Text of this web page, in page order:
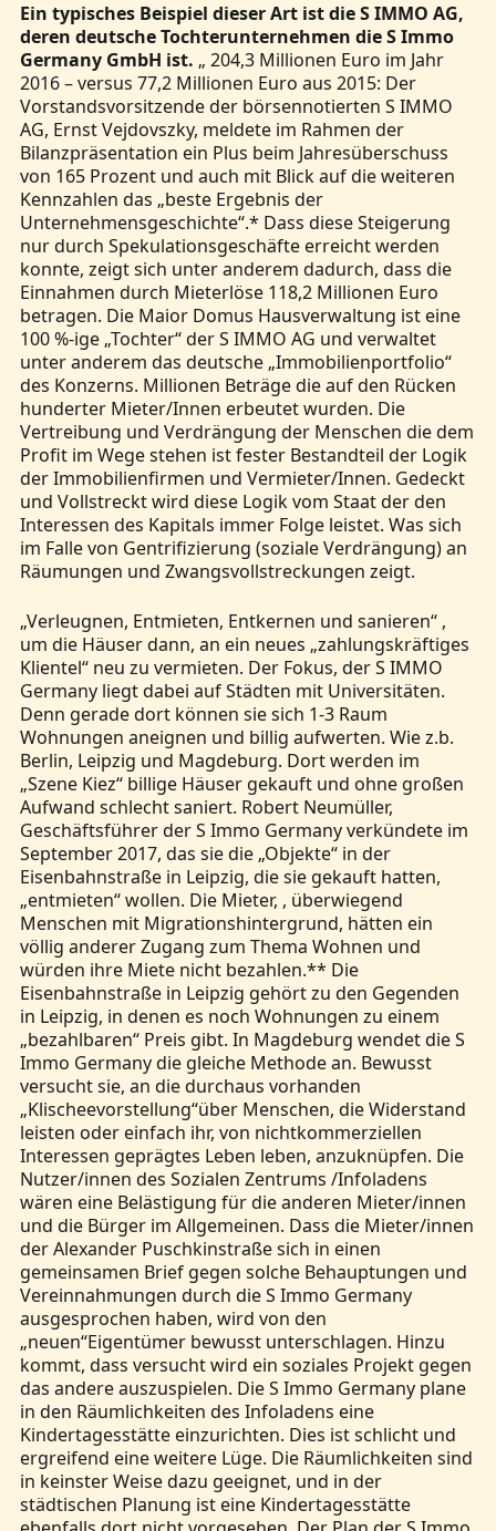
Ein typisches Beispiel dieser Art ist die S IMMO AG,
deren deutsche Tochterunternehmen die S Immo
Germany GmbH ist. „ 204,3 Millionen Euro im Jahr
2016 – versus 77,2 Millionen Euro aus 2015: Der
Vorstandsvorsitzende der börsennotierten S IMMO
AG, Ernst Vejdovszky, meldete im Rahmen der
Bilanzpräsentation ein Plus beim Jahresüberschuss
von 165 Prozent und auch mit Blick auf die weiteren
Kennzahlen das „beste Ergebnis der
Unternehmensgeschichte“.* Dass diese Steigerung
nur durch Spekulationsgeschäfte erreicht werden
konnte, zeigt sich unter anderem dadurch, dass die
Einnahmen durch Mieterlöse 118,2 Millionen Euro
betragen. Die Maior Domus Hausverwaltung ist eine
100 %-ige „Tochter“ der S IMMO AG und verwaltet
unter anderem das deutsche „Immobilienportfolio“
des Konzerns. Millionen Beträge die auf den Rücken
hunderter Mieter/Innen erbeutet wurden. Die
Vertreibung und Verdrängung der Menschen die dem
Profit im Wege stehen ist fester Bestandteil der Logik
der Immobilienfirmen und Vermieter/Innen. Gedeckt
und Vollstreckt wird diese Logik vom Staat der den
Interessen des Kapitals immer Folge leistet. Was sich
im Falle von Gentrifizierung (soziale Verdrängung) an
Räumungen und Zwangsvollstreckungen zeigt.
„Verleugnen, Entmieten, Entkernen und sanieren“ ,
um die Häuser dann, an ein neues „zahlungskräftiges
Klientel“ neu zu vermieten. Der Fokus, der S IMMO
Germany liegt dabei auf Städten mit Universitäten.
Denn gerade dort können sie sich 1-3 Raum
Wohnungen aneignen und billig aufwerten. Wie z.b.
Berlin, Leipzig und Magdeburg. Dort werden im
„Szene Kiez“ billige Häuser gekauft und ohne großen
Aufwand schlecht saniert. Robert Neumüller,
Geschäftsführer der S Immo Germany verkündete im
September 2017, das sie die „Objekte“ in der
Eisenbahnstraße in Leipzig, die sie gekauft hatten,
„entmieten“ wollen. Die Mieter, , überwiegend
Menschen mit Migrationshintergrund, hätten ein
völlig anderer Zugang zum Thema Wohnen und
würden ihre Miete nicht bezahlen.** Die
Eisenbahnstraße in Leipzig gehört zu den Gegenden
in Leipzig, in denen es noch Wohnungen zu einem
„bezahlbaren“ Preis gibt. In Magdeburg wendet die S
Immo Germany die gleiche Methode an. Bewusst
versucht sie, an die durchaus vorhanden
„Klischeevorstellung“über Menschen, die Widerstand
leisten oder einfach ihr, von nichtkommerziellen
Interessen geprägtes Leben leben, anzuknüpfen. Die
Nutzer/innen des Sozialen Zentrums /Infoladens
wären eine Belästigung für die anderen Mieter/innen
und die Bürger im Allgemeinen. Dass die Mieter/innen
der Alexander Puschkinstraße sich in einen
gemeinsamen Brief gegen solche Behauptungen und
Vereinnahmungen durch die S Immo Germany
ausgesprochen haben, wird von den
„neuen“Eigentümer bewusst unterschlagen. Hinzu
kommt, dass versucht wird ein soziales Projekt gegen
das andere auszuspielen. Die S Immo Germany plane
in den Räumlichkeiten des Infoladens eine
Kindertagesstätte einzurichten. Dies ist schlicht und
ergreifend eine weitere Lüge. Die Räumlichkeiten sind
in keinster Weise dazu geeignet, und in der
städtischen Planung ist eine Kindertagesstätte